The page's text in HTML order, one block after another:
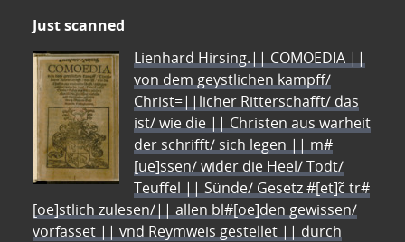
Just scanned
Lienhard Hirsing.|| COMOEDIA ||
von dem geystlichen kampff/
Christ=||licher Ritterschafft/ das
ist/ wie die || Christen aus warheit
der schrifft/ sich legen || m#
[ue]ssen/ wider die Heel/ Todt/
Teuffel || Sünde/ Gesetz #[et]c̃ tr#
[oe]stlich zulesen/|| allen bl#[oe]den gewissen/
vorfasset || vnd Reymweis gestellet || durch